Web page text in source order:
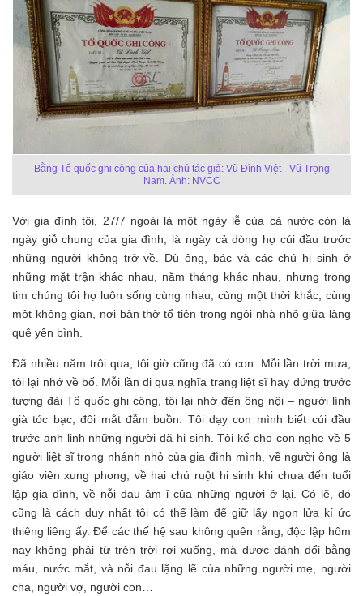
Bằng Tổ quốc ghi công của hai chú tác giả: Vũ Đình Việt - Vũ Trọng
Nam. Ảnh: NVCC
Với gia đình tôi, 27/7 ngoài là một ngày lễ của cả nước còn là
ngày giỗ chung của gia đình, là ngày cả dòng họ cúi đầu trước
những người không trở về. Dù ông, bác và các chú hi sinh ở
những mặt trận khác nhau, năm tháng khác nhau, nhưng trong
tim chúng tôi họ luôn sống cùng nhau, cùng một thời khắc, cùng
một không gian, nơi bàn thờ tổ tiên trong ngôi nhà nhỏ giữa làng
quê yên bình.
Đã nhiều năm trôi qua, tôi giờ cũng đã có con. Mỗi lần trời mưa,
tôi lại nhớ về bố. Mỗi lần đi qua nghĩa trang liệt sĩ hay đứng trước
tượng đài Tổ quốc ghi công, tôi lại nhớ đến ông nội – người lính
già tóc bạc, đôi mắt đẫm buồn. Tôi dạy con mình biết cúi đầu
trước anh linh những người đã hi sinh. Tôi kể cho con nghe về 5
người liệt sĩ trong nhánh nhỏ của gia đình mình, về người ông là
giáo viên xung phong, về hai chú ruột hi sinh khi chưa đến tuổi
lập gia đình, về nỗi đau âm ỉ của những người ở lại. Có lẽ, đó
cũng là cách duy nhất tôi có thể làm để giữ lấy ngọn lửa kí ức
thiêng liêng ấy. Để các thế hệ sau không quên rằng, độc lập hôm
nay không phải từ trên trời rơi xuống, mà được đánh đổi bằng
máu, nước mắt, và nỗi đau lặng lẽ của những người mẹ, người
cha, người vợ, người con…